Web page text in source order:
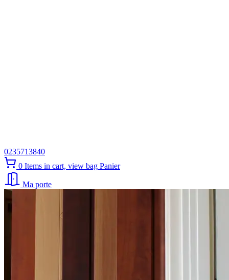
0235713840
0 Items in cart, view bag Panier
Ma porte